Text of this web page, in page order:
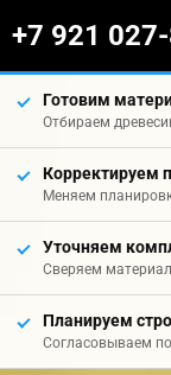
+7 921
Готовим
Отбираем
Корректируем
Меняем
Уточняем
Сверяем
Планируем
Согласовываем